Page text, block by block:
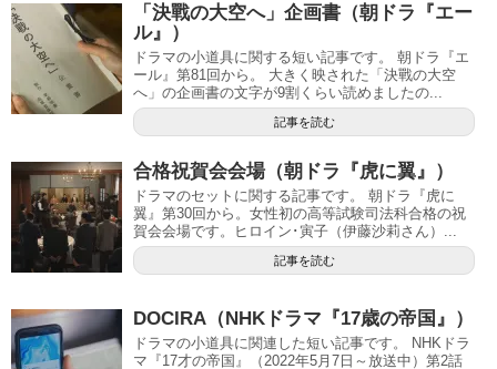
「決戰の大空へ」企画書（朝ドラ『エー
ル』）
ドラマの小道具に関する短い記事です。 朝ドラ『エ
ール』第81回から。 大きく映された「決戰の大空
へ」の企画書の文字が9割くらい読めましたの...
記事を読む
合格祝賀会会場（朝ドラ『虎に翼』）
ドラマのセットに関する記事です。 朝ドラ『虎に
翼』第30回から。女性初の高等試験司法科合格の祝
賀会会場です。ヒロイン･寅子（伊藤沙莉さん）...
記事を読む
DOCIRA（NHKドラマ『17歳の帝国』）
ドラマの小道具に関連した短い記事です。 NHKドラ
マ『17才の帝国』（2022年5月7日～放送中）第2話